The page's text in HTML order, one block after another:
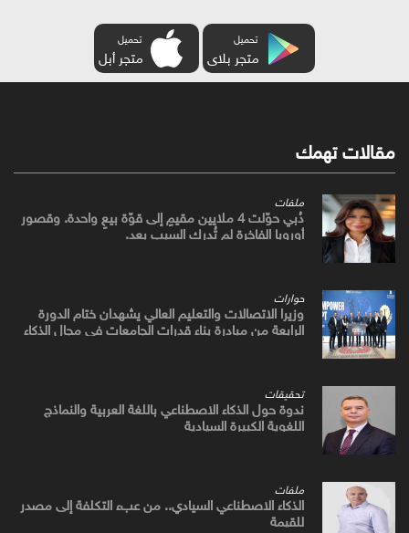
تحميل
متجر بلاى
تحميل
متجر أبل
مقالات تهمك
ملفات
دُبي حوّلت 4 ملايين مقيمٍ إلى قوّة بيعٍ واحدة. وقصور
أوروبا الفاخرة لم تُدرك السبب بعد.
حوارات
وزيرا الاتصالات والتعليم العالي يشهدان ختام الدورة
الرابعة من مبادرة بناء قدرات الجامعات في مجال الذكاء
تحقيقات
ندوة حول الذكاء الاصطناعي باللغة العربية والنماذج
اللغوية الكبيرة السيادية
ملفات
الذكاء الاصطناعي السيادي.. من عبء التكلفة إلى مصدر
للقيمة